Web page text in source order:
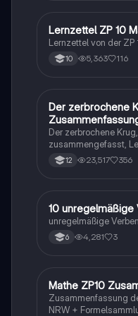
Mathe
Lernzettel ZP 10
Lernzettel von der ZP
10 5,363 116
Deutsch
Der zerbrochene
Der zerbrochene
zusammengefasst,
12 23,517 356
1 Englisch
10
unregelmäßige
6 4,281 3
Mathe
Mathe ZP10
Zusammenfassung
NRW +